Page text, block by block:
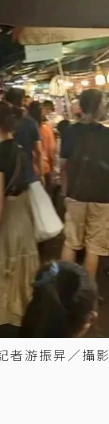
者游振昇／攝影